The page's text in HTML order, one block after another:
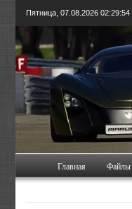
Пятница, 07.08.2026 02:29:55
Главная Файлы